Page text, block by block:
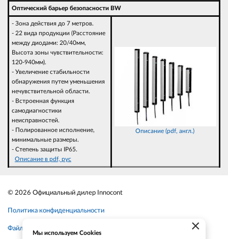
Оптический барьер безопасности BW
- Зона действия до 7 метров.
- 22 вида продукции (Расстояние
между диодами: 20/40мм,
Высота зоны чувствительности:
120-940мм).
- Увеличение стабильности
обнаружения путем уменьшения
нечувствительной области.
- Встроенная функция
самодиагностики
неисправностей.
- Полированное исполнение,
минимальные размеры.
- Степень защиты IP65.
Описание в pdf, рус
Описание (pdf, англ.)
© 2026 Официальный дилер Innocont
Политика конфиденциальности
Файлы cookie ×
Мы используем Cookies